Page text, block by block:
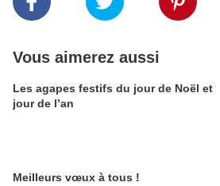
Vous aimerez aussi
Les agapes festifs du jour de Noël et
jour de l’an
Meilleurs vœux à tous !